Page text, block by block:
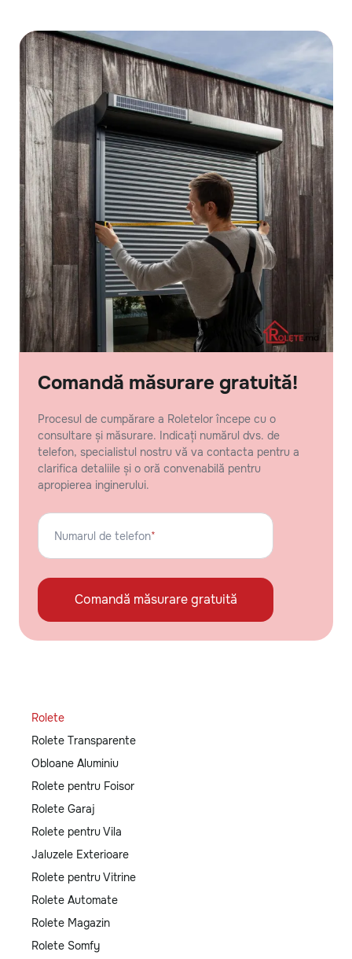
Comandă măsurare gratuită!
Procesul de cumpărare a Roletelor începe cu o
consultare și măsurare. Indicați numărul dvs. de
telefon, specialistul nostru vă va contacta pentru a
clarifica detaliile și o oră convenabilă pentru
apropierea inginerului.
Numarul de telefon*
Comandă măsurare gratuită
Rolete
Rolete Transparente
Obloane Aluminiu
Rolete pentru Foisor
Rolete Garaj
Rolete pentru Vila
Jaluzele Exterioare
Rolete pentru Vitrine
Rolete Automate
Rolete Magazin
Rolete Somfy